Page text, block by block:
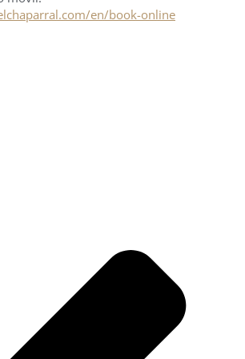
en/book-online